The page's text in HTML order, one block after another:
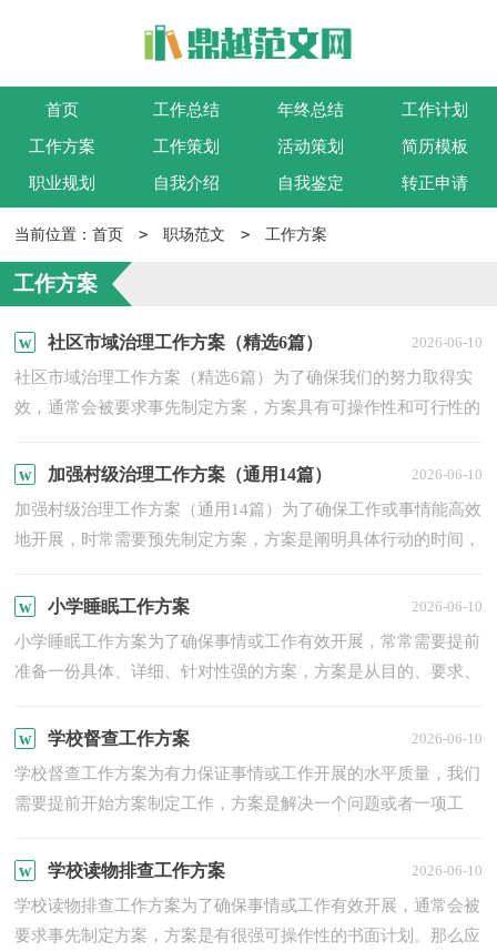
首页 工作总结 年终总结 工作计划
工作方案 工作策划 活动策划 简历模板
职业规划 自我介绍 自我鉴定 转正申请
当前位置：首页 > 职场范文 > 工作方案
工作方案
社区市域治理工作方案（精选6篇） 2026-06-10
社区市域治理工作方案（精选6篇）为了确保我们的努力取得实
效，通常会被要求事先制定方案，方案具有可操作性和可行性的
区...
加强村级治理工作方案（通用14篇） 2026-06-10
加强村级治理工作方案（通用14篇）为了确保工作或事情能高效
地开展，时常需要预先制定方案，方案是阐明具体行动的时间，
么去写方...
小学睡眠工作方案 2026-06-10
小学睡眠工作方案为了确保事情或工作有效开展，常常需要提前
准备一份具体、详细、针对性强的方案，方案是从目的、要求、
学校督查工作方案 2026-06-10
学校督查工作方案为有力保证事情或工作开展的水平质量，我们
需要提前开始方案制定工作，方案是解决一个问题或者一项工
是...
学校读物排查工作方案 2026-06-10
学校读物排查工作方案为了确保事情或工作有效开展，通常会被
要求事先制定方案，方案是有很强可操作性的书面计划。那么应